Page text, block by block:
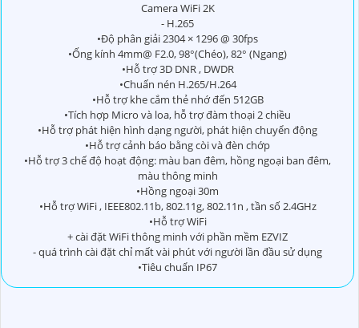
Camera WiFi 2K
- H.265
•Độ phân giải 2304 × 1296 @ 30fps
•Ống kính 4mm@ F2.0, 98°(Chéo), 82° (Ngang)
•Hỗ trợ 3D DNR , DWDR
•Chuấn nén H.265/H.264
•Hỗ trợ khe cắm thẻ nhớ đến 512GB
•Tích hợp Micro và loa, hỗ trợ đàm thoại 2 chiều
•Hỗ trợ phát hiện hình dạng người, phát hiện chuyển động
•Hỗ trợ cảnh báo bằng còi và đèn chớp
•Hỗ trợ 3 chế độ hoạt động: màu ban đêm, hồng ngoại ban đêm,
màu thông minh
•Hồng ngoại 30m
•Hỗ trợ WiFi , IEEE802.11b, 802.11g, 802.11n , tần số 2.4GHz
•Hỗ trợ WiFi
+ cài đặt WiFi thông minh với phần mềm EZVIZ
- quá trình cài đặt chỉ mất vài phút với người lần đầu sử dụng
•Tiêu chuẩn IP67